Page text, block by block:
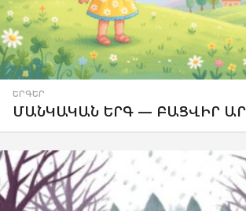
ԵՐԳԵՐ
ՄԱՆԿԱԿԱՆ ԵՐԳ — ԲԱՑՎԻՐ